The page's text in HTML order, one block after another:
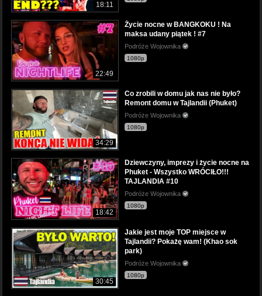
18:11
22:49
Życie nocne w BANGKOKU ! Na
maksa udany piątek ! #7
Podróże Wojownika
1080p
34:29
Co zrobili w domu jak nas nie było?
Remont domu w Tajlandii (Phuket)
Podróże Wojownika
1080p
18:42
Dziewczyny, imprezy i życie nocne na
Phuket - Wszystko WRÓCIŁO!!!
TAJLANDIA #10
Podróże Wojownika
1080p
30:45
Jakie jest moje TOP miejsce w
Tajlandii? Pokażę wam! (Khao sok
park)
Podróże Wojownika
1080p